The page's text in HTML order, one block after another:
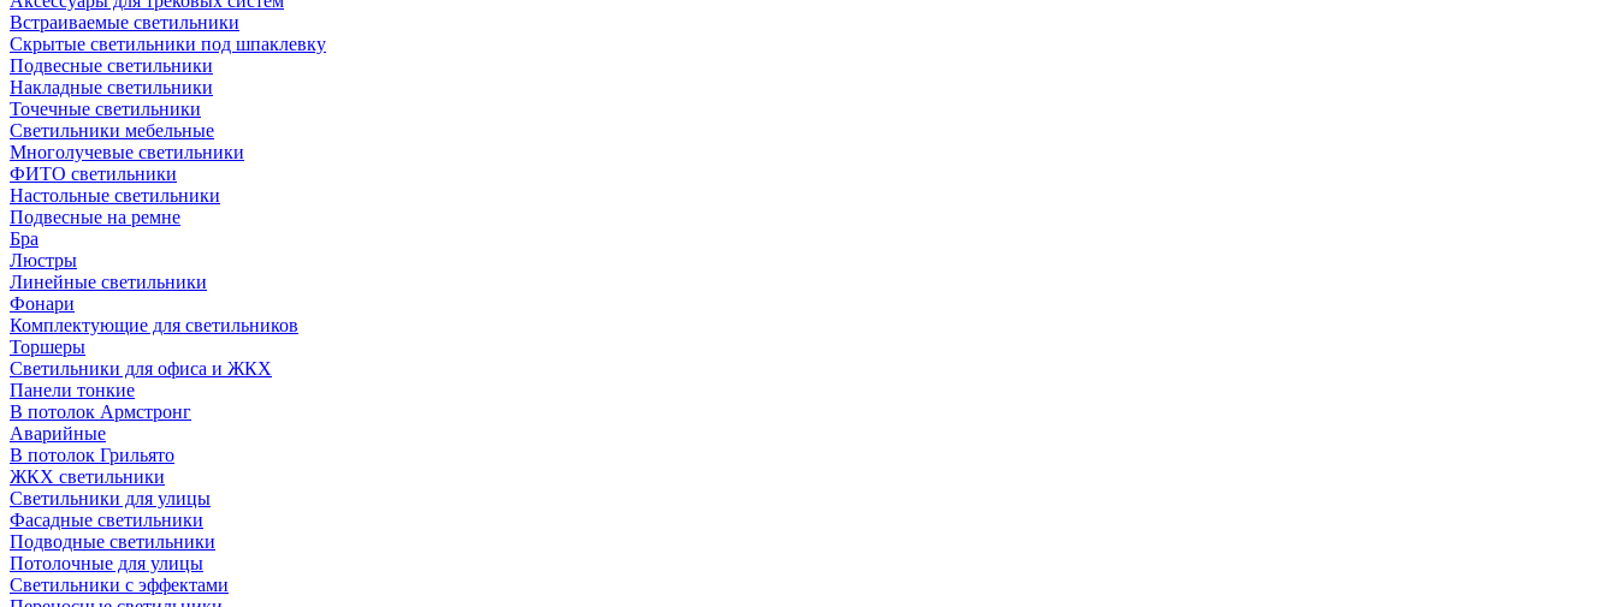
Встраиваемые светильники
Скрытые светильники под шпаклевку
Подвесные светильники
Накладные светильники
Точечные светильники
Светильники мебельные
Многолучевые светильники
ФИТО светильники
Настольные светильники
Подвесные на ремне
Бра
Люстры
Линейные светильники
Фонари
Комплектующие для светильников
Торшеры
Светильники для офиса и ЖКХ
Панели тонкие
В потолок Армстронг
Аварийные
В потолок Грильято
ЖКХ светильники
Светильники для улицы
Фасадные светильники
Подводные светильники
Потолочные для улицы
Светильники с эффектами